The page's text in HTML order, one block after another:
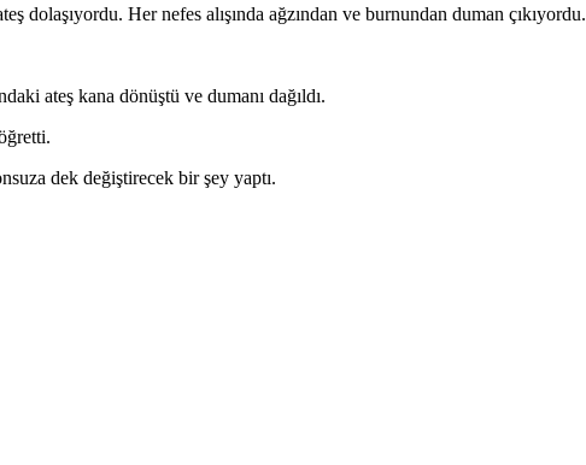
dolaşıyordu. Her nefes alışında ağzından ve burnundan duman çıkıyordu.
ateş kana dönüştü ve dumanı dağıldı.
dek değiştirecek bir şey yaptı.